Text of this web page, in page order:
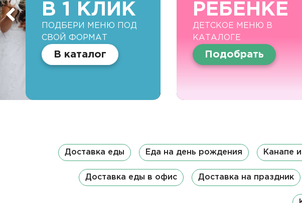
В 1 КЛИК
ПОДБЕРИ МЕНЮ ПОД
СВОЙ ФОРМАТ
В каталог
РЕБЕНКЕ
ДЕТСКОЕ МЕНЮ В
КАТАЛОГЕ
Подобрать
Доставка еды Еда на день рождения Канапе
Доставка еды в офис Доставка на праздник